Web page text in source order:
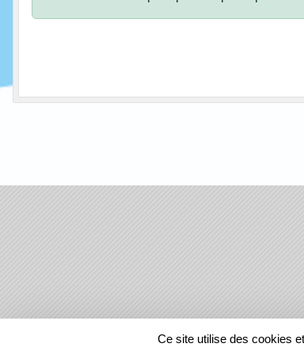
REGIONS
Ce site utilise des cookies